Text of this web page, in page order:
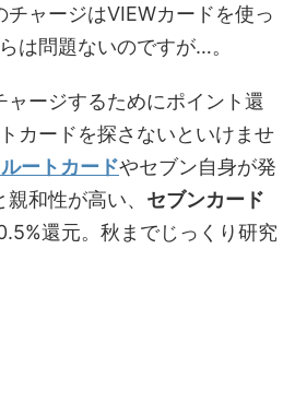
ャージはVIEWカードを使っ
は問題ないのですが…。
ージするためにポイント還
カードを探さないといけませ
ートカードやセブン自身が発
和性が高い、 セブンカード
還元。秋までじっくり研究